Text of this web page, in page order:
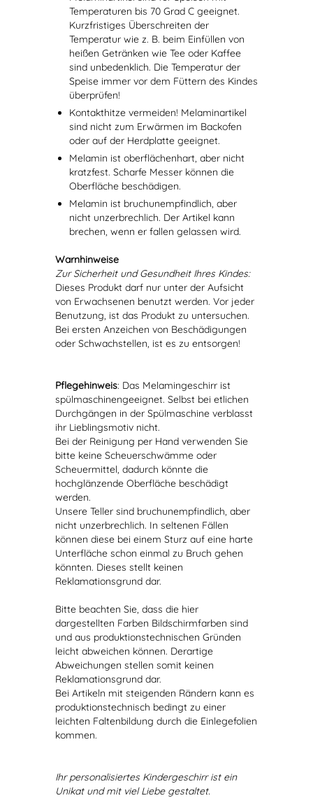
Temperaturen bis 70 Grad C geeignet.
Kurzfristiges Überschreiten der
Temperatur wie z. B. beim Einfüllen von
heißen Getränken wie Tee oder Kaffee
sind unbedenklich. Die Temperatur der
Speise immer vor dem Füttern des Kindes
überprüfen!
Kontakthitze vermeiden! Melaminartikel
sind nicht zum Erwärmen im Backofen
oder auf der Herdplatte geeignet.
Melamin ist oberflächenhart, aber nicht
kratzfest. Scharfe Messer können die
Oberfläche beschädigen.
Melamin ist bruchunempfindlich, aber
nicht unzerbrechlich. Der Artikel kann
brechen, wenn er fallen gelassen wird.
Warnhinweise
Zur Sicherheit und Gesundheit Ihres Kindes:
Dieses Produkt darf nur unter der Aufsicht
von Erwachsenen benutzt werden. Vor jeder
Benutzung, ist das Produkt zu untersuchen.
Bei ersten Anzeichen von Beschädigungen
oder Schwachstellen, ist es zu entsorgen!
Pflegehinweis: Das Melamingeschirr ist
spülmaschinengeeignet. Selbst bei etlichen
Durchgängen in der Spülmaschine verblasst
ihr Lieblingsmotiv nicht.
Bei der Reinigung per Hand verwenden Sie
bitte keine Scheuerschwämme oder
Scheuermittel, dadurch könnte die
hochglänzende Oberfläche beschädigt
werden.
Unsere Teller sind bruchunempfindlich, aber
nicht unzerbrechlich. In seltenen Fällen
können diese bei einem Sturz auf eine harte
Unterfläche schon einmal zu Bruch gehen
könnten. Dieses stellt keinen
Reklamationsgrund dar.
Bitte beachten Sie, dass die hier
dargestellten Farben Bildschirmfarben sind
und aus produktionstechnischen Gründen
leicht abweichen können. Derartige
Abweichungen stellen somit keinen
Reklamationsgrund dar.
Bei Artikeln mit steigenden Rändern kann es
produktionstechnisch bedingt zu einer
leichten Faltenbildung durch die Einlegefolien
kommen.
Ihr personalisiertes Kindergeschirr ist ein
Unikat und mit viel Liebe gestaltet.